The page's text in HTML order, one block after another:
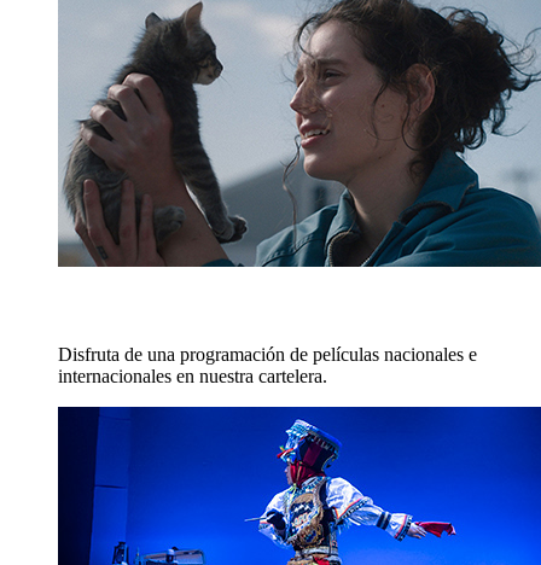
Disfruta de una programación de películas nacionales e
internacionales en nuestra cartelera.